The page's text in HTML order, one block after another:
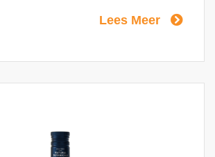
over ijs of als Spritz.
Lees Meer